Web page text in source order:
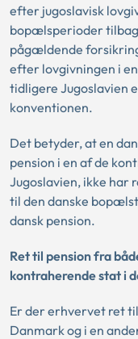
efter jugoslavisk
bopælsperioder
pågældende
efter lovgivningen i
tidligere Jugoslavien
konventionen.
Det betyder, at en
pension i en af de
Jugoslavien, ikke
til den danske
dansk pension.
Ret til pension fra
kontraherende stat i
Er der erhvervet ret
Danmark og i en